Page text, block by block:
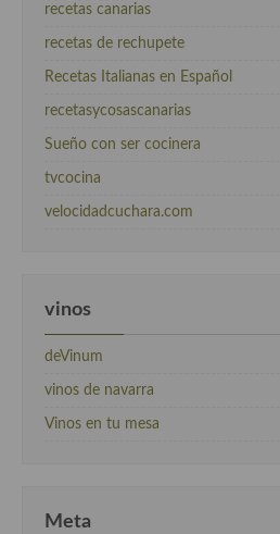
recetas canarias
recetas de rechupete
Recetas Italianas en Español
recetasycosascanarias
Sueño con ser cocinera
tvcocina
velocidadcuchara.com
vinos
deVinum
vinos de navarra
Vinos en tu mesa
Meta